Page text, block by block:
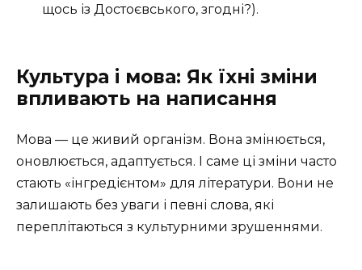
щось із Достоєвського, згодні?).
Культура і мова: Як їхні зміни
впливають на написання
Мова — це живий організм. Вона змінюється,
оновлюється, адаптується. І саме ці зміни часто
стають «інгредієнтом» для літератури. Вони не
залишають без уваги і певні слова, які
переплітаються з культурними зрушеннями.